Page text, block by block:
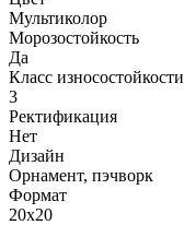
Мультиколор
Морозостойкость
Да
Класс износостойкости
3
Ректификация
Нет
Дизайн
Орнамент, пэчворк
Формат
20x20